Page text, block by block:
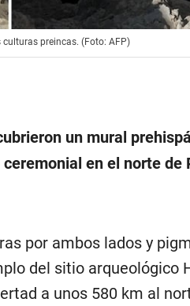
preincas. (Foto: AFP)
un mural
en el norte
por ambos lados y
del sitio arqueológico
a unos 580 km al